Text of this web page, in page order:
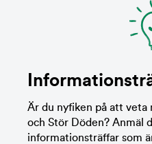
Är du nyfiken på att veta
och Stör Döden? Anmäl
informationsträffar som